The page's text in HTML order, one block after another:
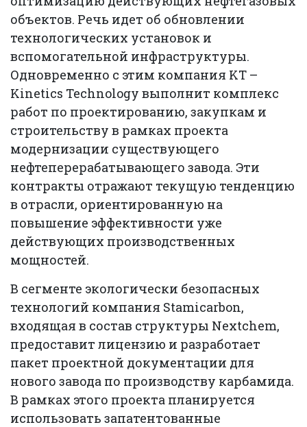
объектов. Речь идет об обновлении
технологических установок и
вспомогательной инфраструктуры.
Одновременно с этим компания KT –
Kinetics Technology выполнит комплекс
работ по проектированию, закупкам и
строительству в рамках проекта
модернизации существующего
нефтеперерабатывающего завода. Эти
контракты отражают текущую тенденцию
в отрасли, ориентированную на
повышение эффективности уже
действующих производственных
мощностей.
В сегменте экологически безопасных
технологий компания Stamicarbon,
входящая в состав структуры Nextchem,
предоставит лицензию и разработает
пакет проектной документации для
нового завода по производству карбамида.
В рамках этого проекта планируется
использовать запатентованные